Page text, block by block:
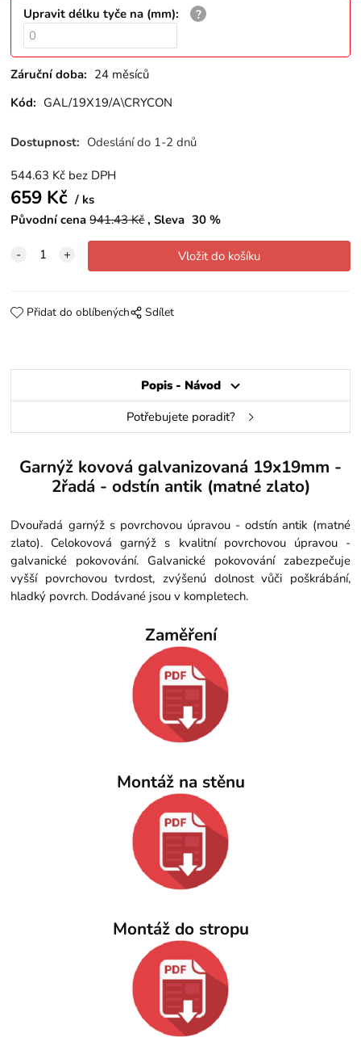
Upravit délku tyče na (mm):
Záruční doba: 24 měsíců
Kód: GAL/19X19/A\CRYCON
Dostupnost: Odeslání do 1-2 dnů
544.63 Kč bez DPH
659 Kč
ks
Původní cena 941.43Kč Sleva 30 %
Přidat do oblíbených Sdílet
Popis - Návod
Potřebujete poradit?
Garnýž kovová galvanizovaná 19x19mm -
2řadá - odstín antik (matné zlato)
Dvouřadá garnýž s povrchovou úpravou - odstín antik (matné
zlato). Celokovová garnýž s kvalitní povrchovou úpravou -
galvanické pokovování. Galvanické pokovování zabezpečuje
vyšší povrchovou tvrdost, zvýšenú dolnost vůči poškrábání,
hladký povrch. Dodávané jsou v kompletech.
Zaměření
Montáž na stěnu
Montáž do stropu